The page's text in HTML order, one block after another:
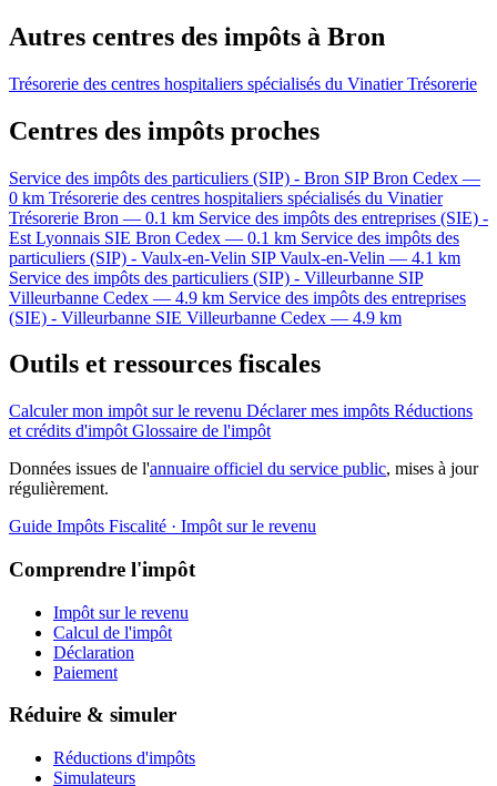
Autres centres des impôts à Bron
Trésorerie des centres hospitaliers spécialisés du Vinatier Trésorerie
Centres des impôts proches
Service des impôts des particuliers (SIP) - Bron SIP Bron Cedex —
0 km Trésorerie des centres hospitaliers spécialisés du Vinatier
Trésorerie Bron — 0.1 km Service des impôts des entreprises (SIE) -
Est Lyonnais SIE Bron Cedex — 0.1 km Service des impôts des
particuliers (SIP) - Vaulx-en-Velin SIP Vaulx-en-Velin — 4.1 km
Service des impôts des particuliers (SIP) - Villeurbanne SIP
Villeurbanne Cedex — 4.9 km Service des impôts des entreprises
(SIE) - Villeurbanne SIE Villeurbanne Cedex — 4.9 km
Outils et ressources fiscales
Calculer mon impôt sur le revenu Déclarer mes impôts Réductions
et crédits d'impôt Glossaire de l'impôt
Données issues de l'annuaire officiel du service public, mises à jour
régulièrement.
Guide Impôts Fiscalité · Impôt sur le revenu
Comprendre l'impôt
Impôt sur le revenu
Calcul de l'impôt
Déclaration
Paiement
Réduire & simuler
Réductions d'impôts
Simulateurs